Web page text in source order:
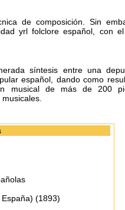
de composición. Sin
yrl folclore español, con
síntesis entre una
español, dando como
musical de más de 200
(1893)